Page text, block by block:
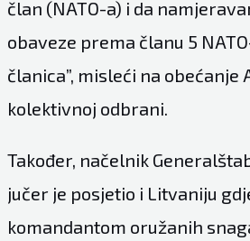
član (NATO-a) i da
obaveze prema članu 5
članica”, misleći na obećanje
kolektivnoj odbrani.
Također, načelnik
jučer je posjetio i Litvaniju
komandantom oružanih